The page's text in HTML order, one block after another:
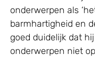
onderwerpen als
barmhartigheid en
goed duidelijk dat
onderwerpen niet